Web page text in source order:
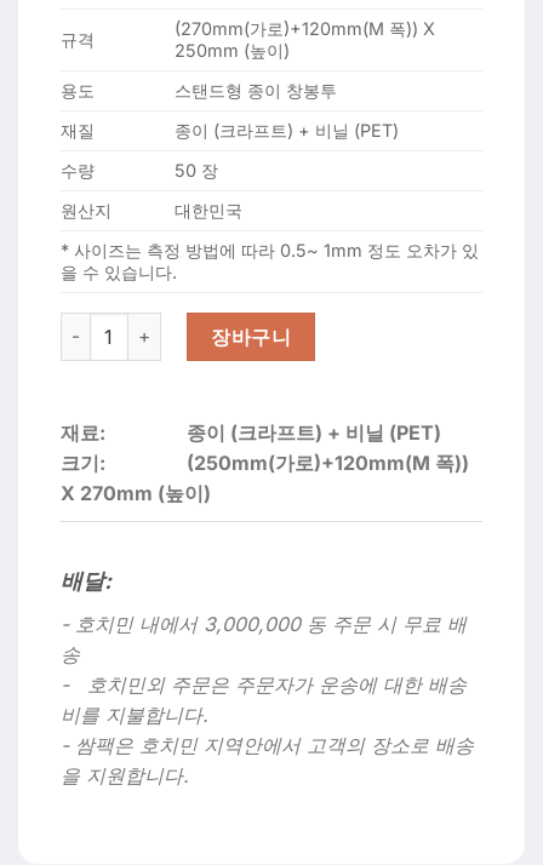
규격
(270mm(가로)+120mm(M 폭)) X
250mm (높이)
용도
스탠드형 종이 창봉투
재질
종이 (크라프트) + 비닐 (PET)
수량
50 장
원산지
대한민국
* 사이즈는 측정 방법에 따라 0.5~ 1mm 정도 오차가 있
을 수 있습니다.
종이 창봉투 (27) 수량장바구니
재료:
종이 (크라프트) + 비닐 (PET)
크기:
(250mm(가로)+120mm(M 폭))
X 270mm (높이)
배달:
- 호치민 내에서 3,000,000 동 주문 시 무료 배
송
- 호치민외 주문은 주문자가 운송에 대한 배송
비를 지불합니다.
- 쌈팩은 호치민 지역안에서 고객의 장소로 배송
을 지원합니다.